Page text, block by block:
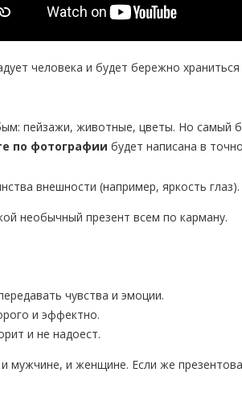
человека и будет бережно храниться
пейзажи, животные, цветы. Но самый
по фотографии будет написана в
внешности (например, яркость глаз).
необычный презент всем по карману.
чувства и эмоции.
и эффектно.
и не надоест.
мужчине, и женщине. Если же